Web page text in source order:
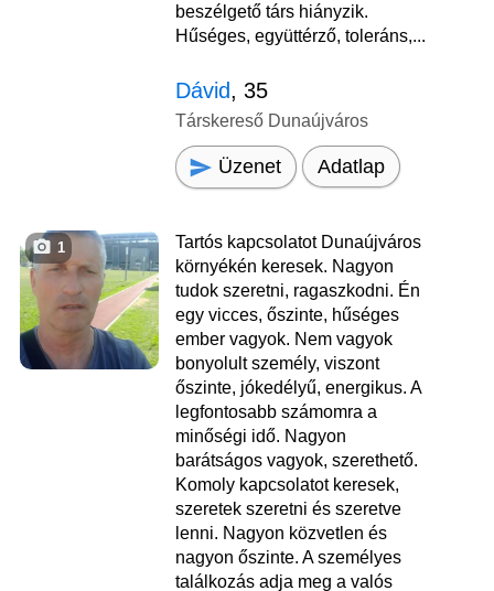
beszélgető társ hiányzik.
Hűséges, együttérző, toleráns,...
Dávid, 35
Társkereső Dunaújváros
Üzenet Adatlap
1
Tartós kapcsolatot Dunaújváros
környékén keresek. Nagyon
tudok szeretni, ragaszkodni. Én
egy vicces, őszinte, hűséges
ember vagyok. Nem vagyok
bonyolult személy, viszont
őszinte, jókedélyű, energikus. A
legfontosabb számomra a
minőségi idő. Nagyon
barátságos vagyok, szerethető.
Komoly kapcsolatot keresek,
szeretek szeretni és szeretve
lenni. Nagyon közvetlen és
nagyon őszinte. A személyes
találkozás adja meg a valós